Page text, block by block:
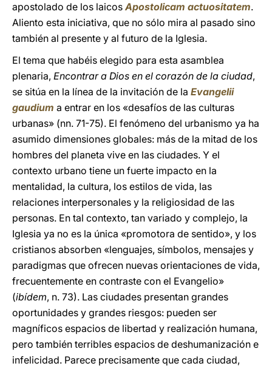
apostolado de los laicosApostolicam actuositatem.
Aliento esta iniciativa, que no sólo mira al pasado sino
también al presente y al futuro de la Iglesia.
El tema que habéis elegido para esta asamblea
plenaria, Encontrar a Dios en el corazón de la ciudad,
se sitúa en la línea de la invitación de la Evangelii
gaudium a entrar en los «desafíos de las culturas
urbanas» (nn. 71-75). El fenómeno del urbanismo ya ha
asumido dimensiones globales: más de la mitad de los
hombres del planeta vive en las ciudades. Y el
contexto urbano tiene un fuerte impacto en la
mentalidad, la cultura, los estilos de vida, las
relaciones interpersonales y la religiosidad de las
personas. En tal contexto, tan variado y complejo, la
Iglesia ya no es la única «promotora de sentido», y los
cristianos absorben «lenguajes, símbolos, mensajes y
paradigmas que ofrecen nuevas orientaciones de vida,
frecuentemente en contraste con el Evangelio»
(ibídem, n. 73). Las ciudades presentan grandes
oportunidades y grandes riesgos: pueden ser
magníficos espacios de libertad y realización humana,
pero también terribles espacios de deshumanización e
infelicidad. Parece precisamente que cada ciudad,